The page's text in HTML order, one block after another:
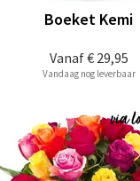
Vanaf€ 29,95
Boeket Kemi
Vandaag nog leverbaar